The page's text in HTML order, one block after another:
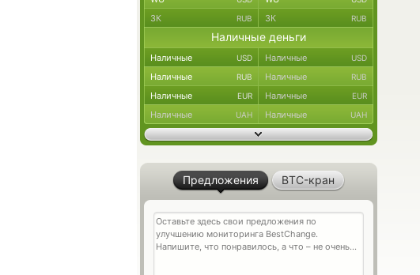
ЗК RUB ЗК RUB
Наличные деньги
Наличные USD Наличные USD
Наличные RUB Наличные RUB
Наличные EUR Наличные EUR
Наличные UAH Наличные UAH
Предложения BTC-кран